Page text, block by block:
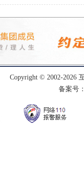
地
Copyright © 2002-2026
备案号